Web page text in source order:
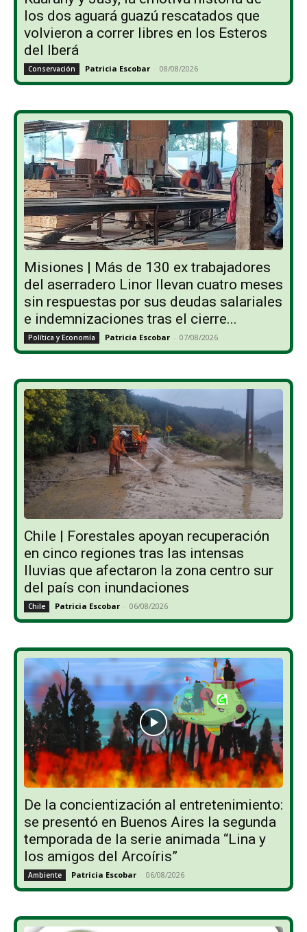
los dos aguará guazú rescatados que
volvieron a correr libres en los Esteros
del Iberá
Conservación Patricia Escobar - 08/08/2026
Misiones | Más de 130 ex trabajadores
del aserradero Linor llevan cuatro meses
sin respuestas por sus deudas salariales
e indemnizaciones tras el cierre...
Política y Economía Patricia Escobar - 07/08/2026
Chile | Forestales apoyan recuperación
en cinco regiones tras las intensas
lluvias que afectaron la zona centro sur
del país con inundaciones
Chile Patricia Escobar - 06/08/2026
De la concientización al entretenimiento:
se presentó en Buenos Aires la segunda
temporada de la serie animada “Lina y
los amigos del Arcoíris”
Ambiente Patricia Escobar - 06/08/2026